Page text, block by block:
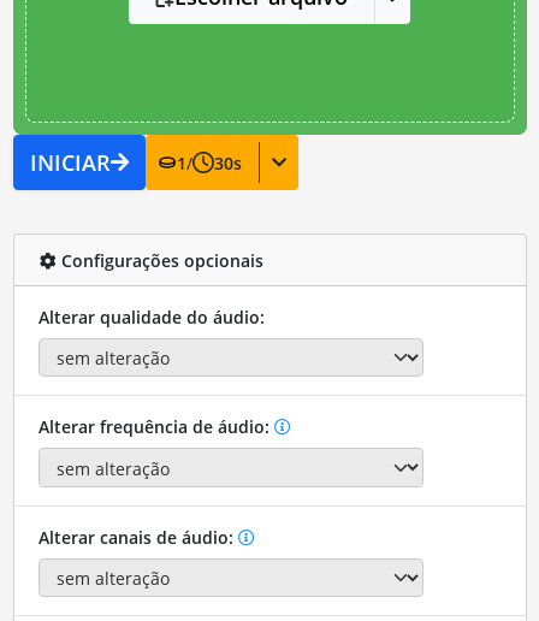
INICIAR 1/ 30s
Configurações opcionais
Alterar qualidade do áudio:
Alterar frequência de áudio:
Alterar canais de áudio: